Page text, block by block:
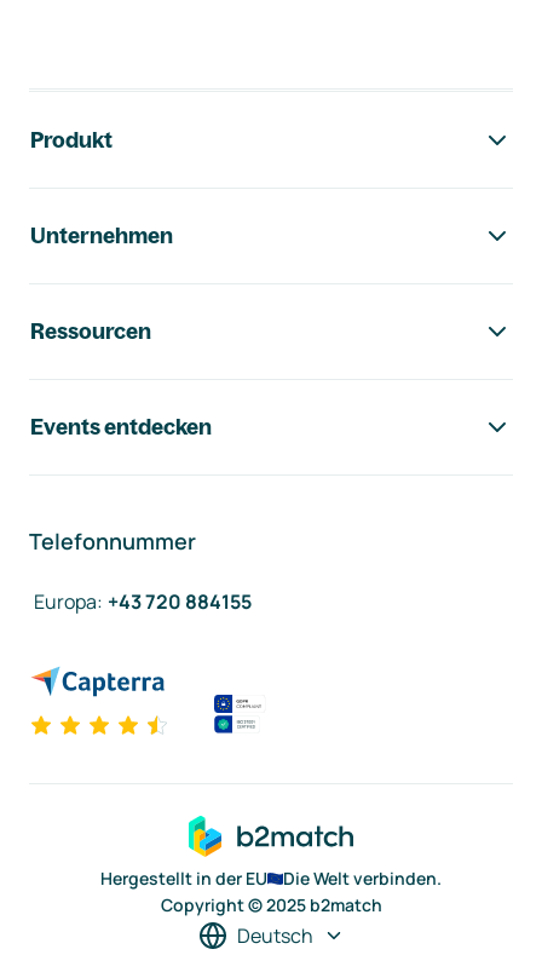
Produkt
Unternehmen
Ressourcen
Events entdecken
Telefonnummer
Europa: +43 720 884155
Hergestellt in der EU
Die Welt verbinden.
Copyright © 2025 b2match
Deutsch